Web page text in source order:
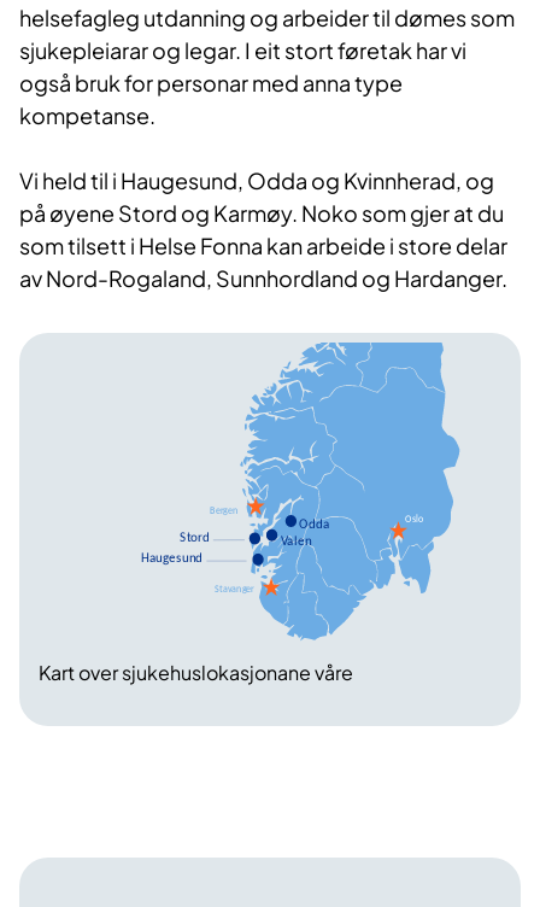
helsefagleg utdanning og arbeider til dømes som
sjukepleiarar og legar. I eit stort føretak har vi
også bruk for personar med anna type
kompetanse.
Vi held til i Haugesund, Odda og Kvinnherad, og
på øyene Stord og Karmøy. Noko som gjer at du
som tilsett i Helse Fonna kan arbeide i store delar
av Nord-Rogaland, Sunnhordland og Hardanger.
Kart over sjukehuslokasjonane våre